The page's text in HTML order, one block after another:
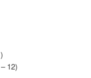
– 12)